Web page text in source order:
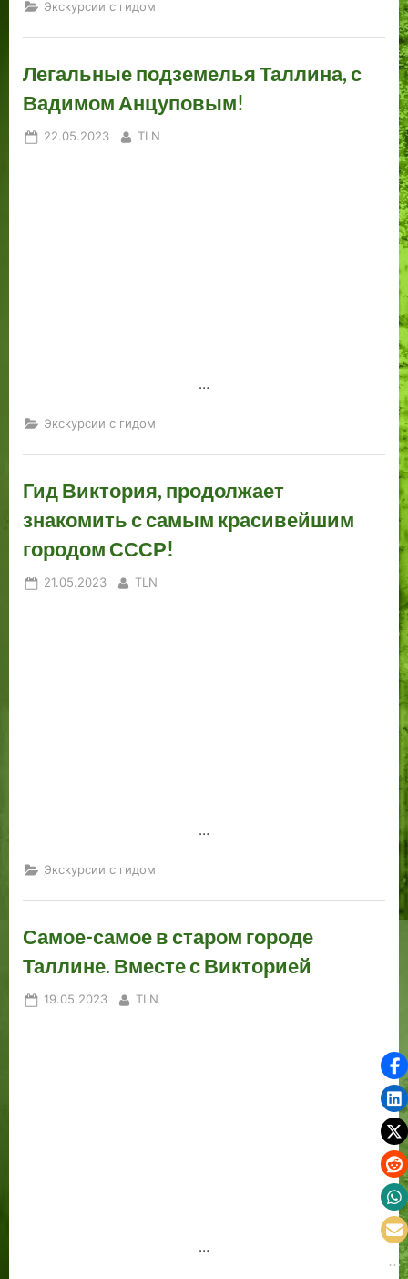
Экскурсии с гидом
Легальные подземелья Таллина, с
Вадимом Анцуповым!
Posted
22.05.2023 By
TLN
…
Экскурсии с гидом
Гид Виктория, продолжает
знакомить с самым красивейшим
городом СССР!
Posted
21.05.2023 By
TLN
…
Экскурсии с гидом
Самое-самое в старом городе
Таллине. Вместе с Викторией
Posted
19.05.2023 By
TLN
…